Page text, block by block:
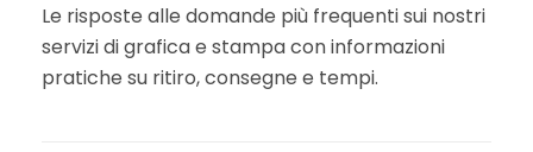
Le risposte alle domande più frequenti sui nostri
servizi di grafica e stampa con informazioni
pratiche su ritiro, consegne e tempi.